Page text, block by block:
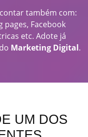
também com:
pages, Facebook
etc. Adote já
Marketing Digital.
UM DOS